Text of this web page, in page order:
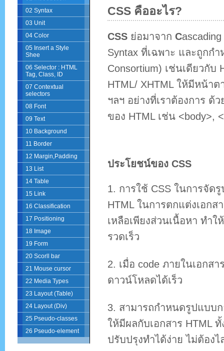
02 Syntax
03 Unit
04 Color
05 Insert a Style
Shee
06 Selector : HTML
Tag, Class, ID
07 Contextual
selectors
08 Font
09 Text
10 Background
11 Border
12 Margin,Padding
13 List
14 Table
15 Link
16 Classification
17 Positioning
18 Image
19 Form
20 Scorll bar
21 Mouse cursor
22 Media Types
23 Layout (Table)
24 Layout (Div)
25 Pseudo-classes
26 Pseudo-element
CSS คืออะไร?
CSS ย่อมาจาก Cascading
Syntax ที่เฉพาะ และถูกก
Consortium) เช่นเดียวกับ
HTML/ XHTML ให้มีหน้า
ฯลฯ อย่างที่เราต้องการ
ของ HTML เช่น <body>,
ประโยชน์ของ CSS
1. การใช้ CSS ในการจัด
HTML ในการตกแต่งเอกส
เหลือเพียงส่วนเนื้อหา ทำใ
รวดเร็ว
2. เมื่อ code ภายในเอกส
ดาวน์โหลดได้เร็ว
3. สามารถกำหนดรูปแบบ
ให้มีผลกับเอกสาร HTML
ปรับปรุงทำได้ง่าย ไม่ต้อง